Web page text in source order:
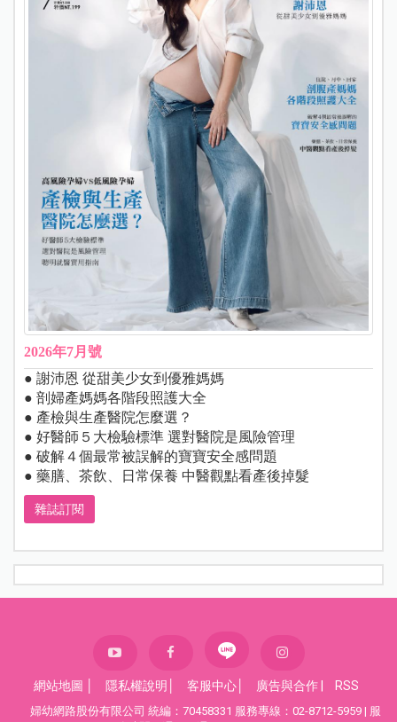
2026年7月號
● 謝沛恩 從甜美少女到優雅媽媽
● 剖婦產媽媽各階段照護大全
● 產檢與生產醫院怎麼選？
● 好醫師５大檢驗標準 選對醫院是風險管理
● 破解４個最常被誤解的寶寶安全感問題
● 藥膳、茶飲、日常保養 中醫觀點看產後掉髮
雜誌訂閱
網站地圖 隱私權說明 客服中心 廣告與合作 RSS
婦幼網路股份有限公司 統編：70458331 服務專線：02-8712-5959 | 服